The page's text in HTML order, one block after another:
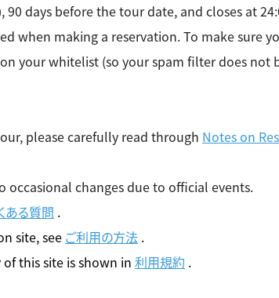
90 days before the tour date, and closes at
when making a reservation. To make sure
your whitelist (so your spam filter does not
please carefully read through Notes on
occasional changes due to official events.
ある質問 .
site, see ご利用の方法 .
this site is shown in 利用規約 .